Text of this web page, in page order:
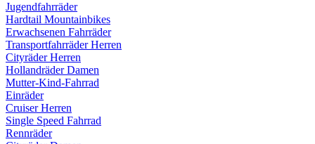
Jugendfahrräder
Hardtail Mountainbikes
Erwachsenen Fahrräder
Transportfahrräder Herren
Cityräder Herren
Hollandräder Damen
Mutter-Kind-Fahrrad
Einräder
Cruiser Herren
Single Speed Fahrrad
Rennräder